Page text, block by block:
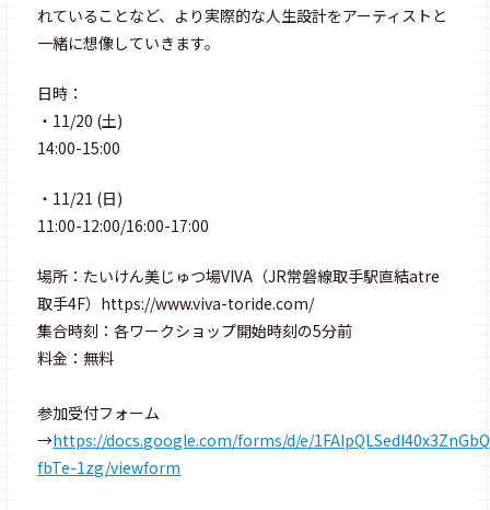
れていることなど、より実際的な人生設計をアーティストと
一緒に想像していきます。
日時：
・11/20 (土)
14:00-15:00
・11/21 (日)
11:00-12:00/16:00-17:00
場所：たいけん美じゅつ場VIVA（JR常磐線取手駅直結atre
取手4F）https://www.viva-toride.com/
集合時刻：各ワークショップ開始時刻の5分前
料金：無料
参加受付フォーム
→https://docs.google.com/forms/d/e/
fbTe-1zg/viewform